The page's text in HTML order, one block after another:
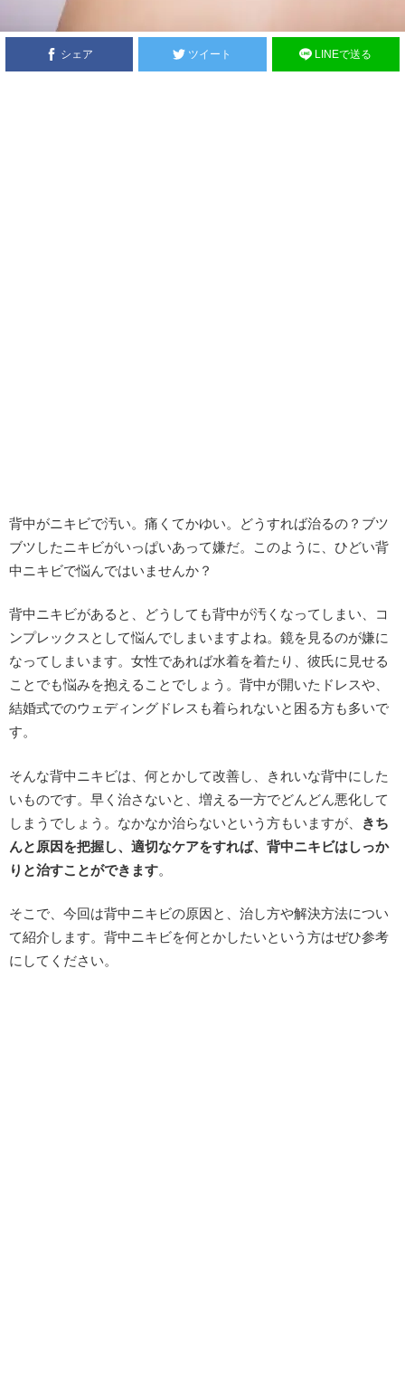
シェア ツイート LINEで送る
背中がニキビで汚い。痛くてかゆい。どうすれば治るの？ブツ
ブツしたニキビがいっぱいあって嫌だ。このように、ひどい背
中ニキビで悩んではいませんか？
背中ニキビがあると、どうしても背中が汚くなってしまい、コ
ンプレックスとして悩んでしまいますよね。鏡を見るのが嫌に
なってしまいます。女性であれば水着を着たり、彼氏に見せる
ことでも悩みを抱えることでしょう。背中が開いたドレスや、
結婚式でのウェディングドレスも着られないと困る方も多いで
す。
そんな背中ニキビは、何とかして改善し、きれいな背中にした
いものです。早く治さないと、増える一方でどんどん悪化して
しまうでしょう。なかなか治らないという方もいますが、
きち
んと原因を把握し、適切なケアをすれば、背中ニキビはしっか
りと治すことができます。
そこで、今回は背中ニキビの原因と、治し方や解決方法につい
て紹介します。背中ニキビを何とかしたいという方はぜひ参考
にしてください。